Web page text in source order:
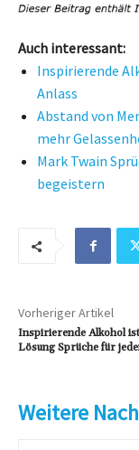
Auch interessant:
Inspirierende
Anlass
Abstand von
mehr
Mark Twain
begeistern
Vorheriger Artikel
Inspirierende Alkohol
Lösung Sprüche für
Weitere